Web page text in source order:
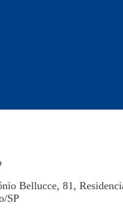
Bellucce, 81,
SP